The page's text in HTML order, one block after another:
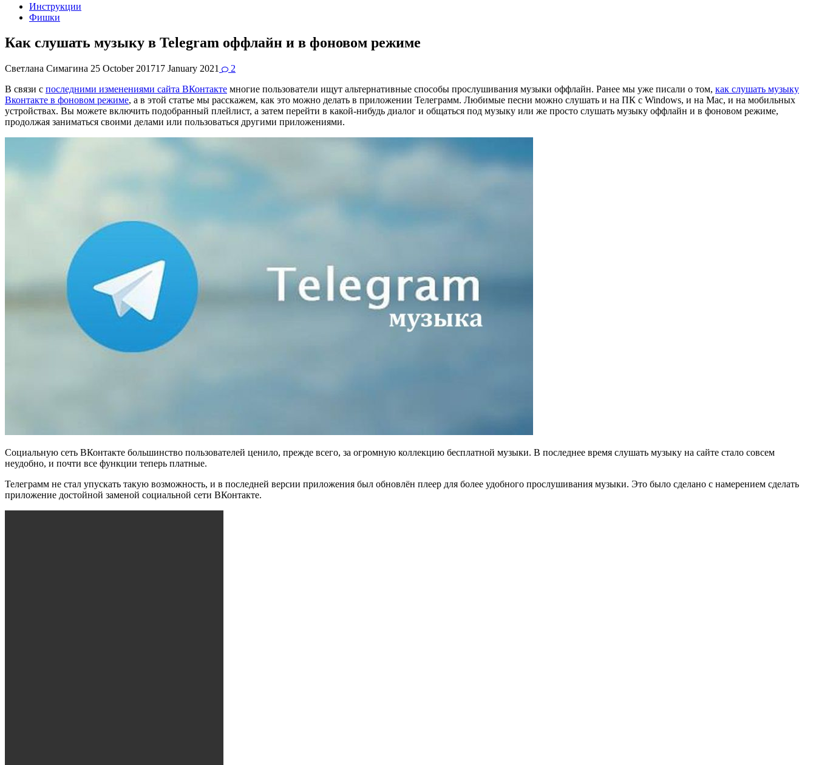
Инструкции
Фишки
Как слушать музыку в Telegram оффлайн и в фоновом режиме
Светлана Симагина 25 October 201717 January 2021
2
В связи с последними изменениями сайта ВКонтакте многие пользователи ищут альтернативные способы прослушивания музыки оффлайн. Ранее мы уже писали о том, как слушать музыку
Вконтакте в фоновом режиме, а в этой статье мы расскажем, как это можно делать в приложении Телеграмм. Любимые песни можно слушать и на ПК с Windows, и на Mac, и на мобильных
устройствах. Вы можете включить подобранный плейлист, а затем перейти в какой-нибудь диалог и общаться под музыку или же просто слушать музыку оффлайн и в фоновом режиме,
продолжая заниматься своими делами или пользоваться другими приложениями.
Социальную сеть ВКонтакте большинство пользователей ценило, прежде всего, за огромную коллекцию бесплатной музыки. В последнее время слушать музыку на сайте стало совсем
неудобно, и почти все функции теперь платные.
Телеграмм не стал упускать такую возможность, и в последней версии приложения был обновлён плеер для более удобного прослушивания музыки. Это было сделано с намерением сделать
приложение достойной заменой социальной сети ВКонтакте.